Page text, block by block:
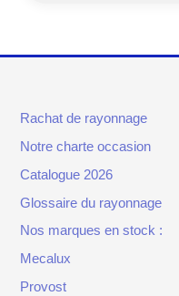
Rachat de rayonnage
Notre charte occasion
Catalogue 2026
Glossaire du rayonnage
Nos marques en stock :
Mecalux
Provost